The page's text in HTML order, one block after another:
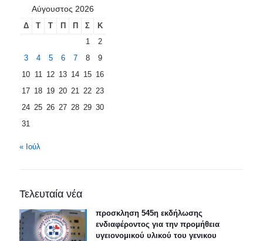
Αύγουστος 2026
Δ Τ Τ Π Π Σ
Κ
1
2
3
4 5 6 7 8
9
10 11 12 13 14 15 16
17 18 19 20 21 22 23
24 25 26 27 28 29 30
31
« Ιούλ
Τελευταία νέα
προσκληση 545η εκδήλωσης
ενδιαφέροντος για την προμήθεια
υγειονομικού υλικού του γενικου